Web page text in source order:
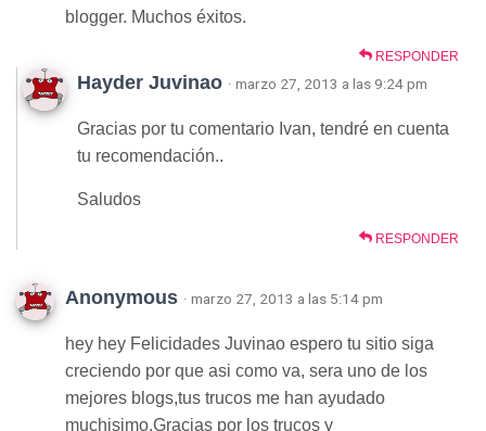
blogger. Muchos éxitos.
RESPONDER
Hayder Juvinao · marzo 27, 2013 a las 9:24 pm
Gracias por tu comentario Ivan, tendré en cuenta
tu recomendación..
Saludos
RESPONDER
Anonymous · marzo 27, 2013 a las 5:14 pm
hey hey Felicidades Juvinao espero tu sitio siga
creciendo por que asi como va, sera uno de los
mejores blogs,tus trucos me han ayudado
muchisimo,Gracias por los trucos y